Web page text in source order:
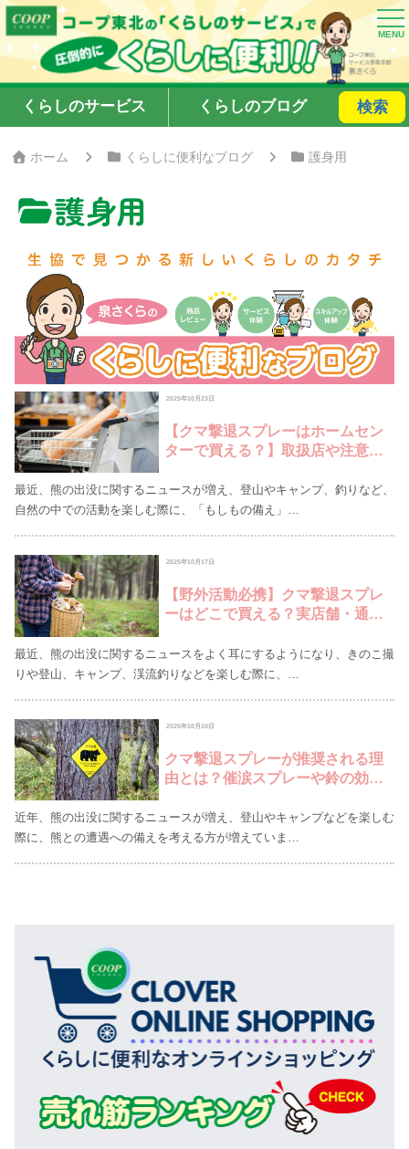
くらしのサービス くらしのブログ 検索
ホーム くらしに便利なブログ 護身用
護身用
2025年10月23日
【クマ撃退スプレーはホームセン
ターで買える？】取扱店や注意
介
最近、熊の出没に関するニュースが増え、登山やキャンプ、釣りなど、
自然の中での活動を楽しむ際に、「もしもの備え」…
2025年10月17日
【野外活動必携】クマ撃退スプレ
ーはどこで買える？実店舗・通販
という選択肢
最近、熊の出没に関するニュースをよく耳にするようになり、きのこ撮
りや登山、キャンプ、渓流釣りなどを楽しむ際に、…
2025年10月10日
クマ撃退スプレーが推奨される理
由とは？催涙スプレーや鈴の効果
近年、熊の出没に関するニュースが増え、登山やキャンプなどを楽しむ
際に、熊との遭遇への備えを考える方が増えていま…